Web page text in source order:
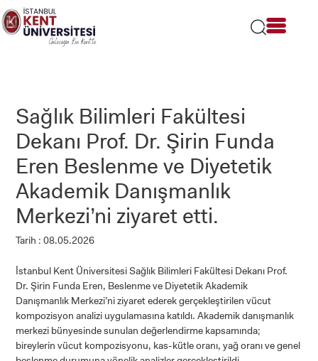
Lütfen
dikkat:
Bu
sistemi
içerir.Sağlık Bilimleri Fakültesi
Dekanı Prof. Dr. Şirin Funda
Eren Beslenme ve Diyetetik
Akademik Danışmanlık
Merkezi’ni ziyaret etti.
Tarih : 08.05.2026
İstanbul Kent Üniversitesi Sağlık Bilimleri Fakültesi Dekanı Prof.
Dr. Şirin Funda Eren, Beslenme ve Diyetetik Akademik
Danışmanlık Merkezi’ni ziyaret ederek gerçekleştirilen vücut
kompozisyon analizi uygulamasına katıldı. Akademik danışmanlık
merkezi bünyesinde sunulan değerlendirme kapsamında;
bireylerin vücut kompozisyonu, kas-kütle oranı, yağ oranı ve genel